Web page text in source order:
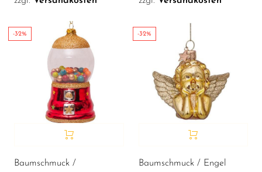
-32%
Baumschmuck /
-32%
Baumschmuck / Engel